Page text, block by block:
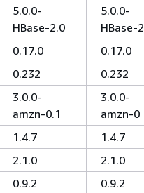
5.0.0-
HBase-2.0
5.0.0-
HBase-
0.17.0 0.17.0
0.232 0.232
3.0.0-
amzn-0.1
3.0.0-
amzn-0
1.4.7 1.4.7
2.1.0 2.1.0
0.9.2 0.9.2